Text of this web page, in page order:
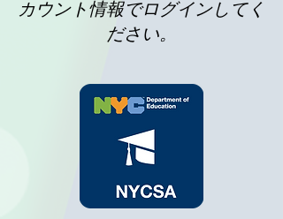
カウント情報でログインしてく
ださい。